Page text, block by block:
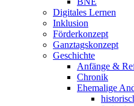
Digitales Lernen
Inklusion
Förderkonzept
Ganztagskonzept
Geschichte
Anfänge &
Chronik
Ehemalige